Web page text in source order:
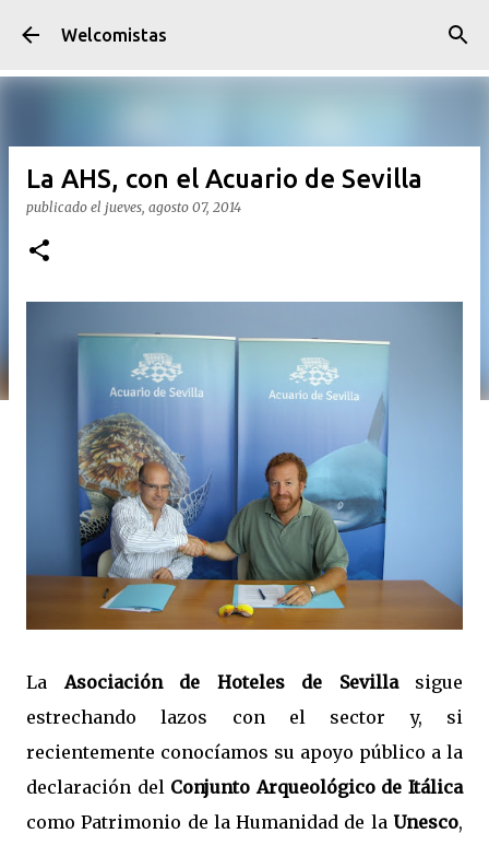
Ir al contenido principal
Welcomistas
La AHS, con el Acuario de Sevilla
publicado el jueves, agosto 07, 2014
LaAsociación de Hoteles de Sevillasigue
estrechando lazos con el sector y, si
recientemente conocíamos su apoyo público a la
declaración del Conjunto Arqueológico de Itálica
como Patrimonio de la Humanidad de la Unesco,